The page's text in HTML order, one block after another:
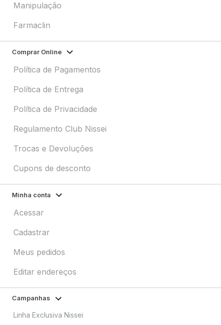
Manipulação
Farmaclin
Comprar Online
Política de Pagamentos
Política de Entrega
Política de Privacidade
Regulamento Club Nissei
Trocas e Devoluções
Cupons de desconto
Minha conta
Acessar
Cadastrar
Meus pedidos
Editar endereços
Campanhas
Linha Exclusiva Nissei